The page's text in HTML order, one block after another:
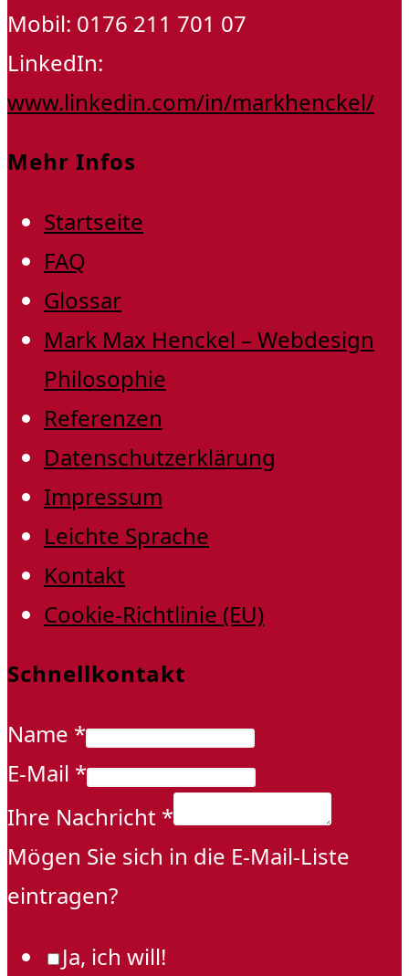
Mobil: 0176 211 701 07
LinkedIn:
www.linkedin.com/in/markhenckel/
Mehr Infos
Startseite
FAQ
Glossar
Mark Max Henckel – Webdesign
Philosophie
Referenzen
Datenschutzerklärung
Impressum
Leichte Sprache
Kontakt
Cookie-Richtlinie (EU)
Schnellkontakt
Name *
E-Mail *
Ihre Nachricht *
Mögen Sie sich in die E-Mail-Liste
eintragen?
Ja, ich will!